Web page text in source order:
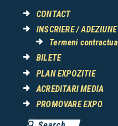
CONTACT
INSCRIERE / ADEZIUNE
Termeni
BILETE
PLAN EXPOZITIE
ACREDITARI MEDIA
PROMOVARE EXPO